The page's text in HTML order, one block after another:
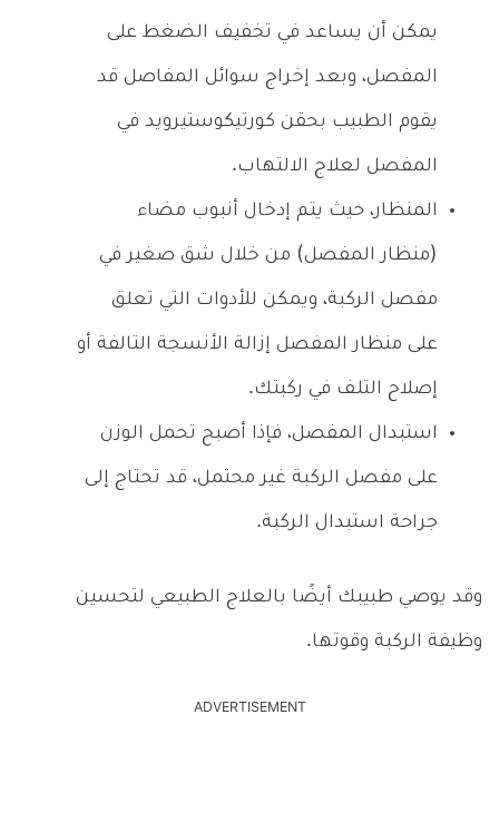
يمكن أن يساعد في تخفيف الضغط على
المفصل، وبعد إخراج سوائل المفاصل قد
يقوم الطبيب بحقن كورتيكوستيرويد في
المفصل لعلاج الالتهاب.
المنظار، حيث يتم إدخال أنبوب مضاء
(منظار المفصل) من خلال شق صغير في
مفصل الركبة، ويمكن للأدوات التي تعلق
على منظار المفصل إزالة الأنسجة التالفة أو
إصلاح التلف في ركبتك.
استبدال المفصل، فإذا أصبح تحمل الوزن
على مفصل الركبة غير محتمل، قد تحتاج إلى
جراحة استبدال الركبة.
وقد يوصي طبيبك أيضًا بالعلاج الطبيعي لتحسين
وظيفة الركبة وقوتها.
ADVERTISEMENT